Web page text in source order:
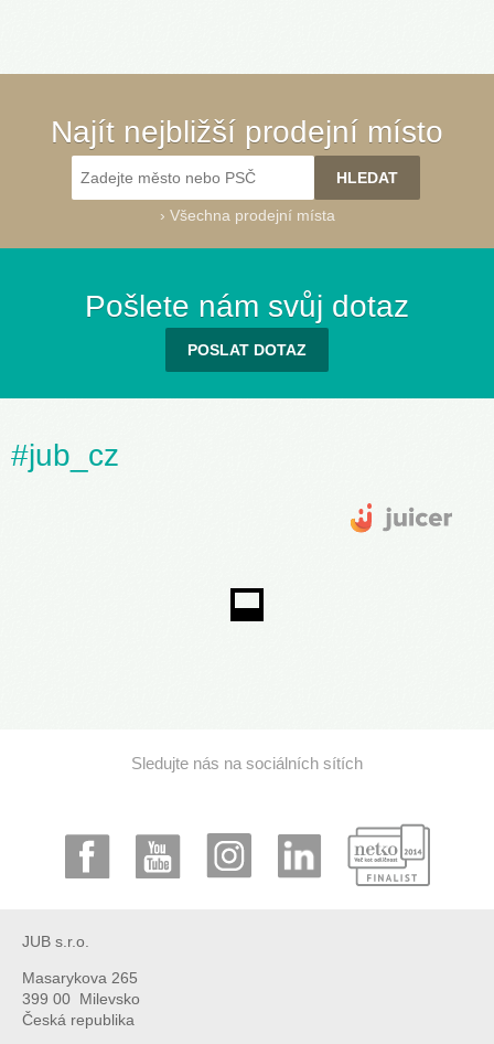
Najít nejbližší prodejní místo
› Všechna prodejní místa
Pošlete nám svůj dotaz
POSLAT DOTAZ
#jub_cz
Sledujte nás na sociálních sítích
JUB s.r.o.
Masarykova 265
399 00 Milevsko
Česká republika